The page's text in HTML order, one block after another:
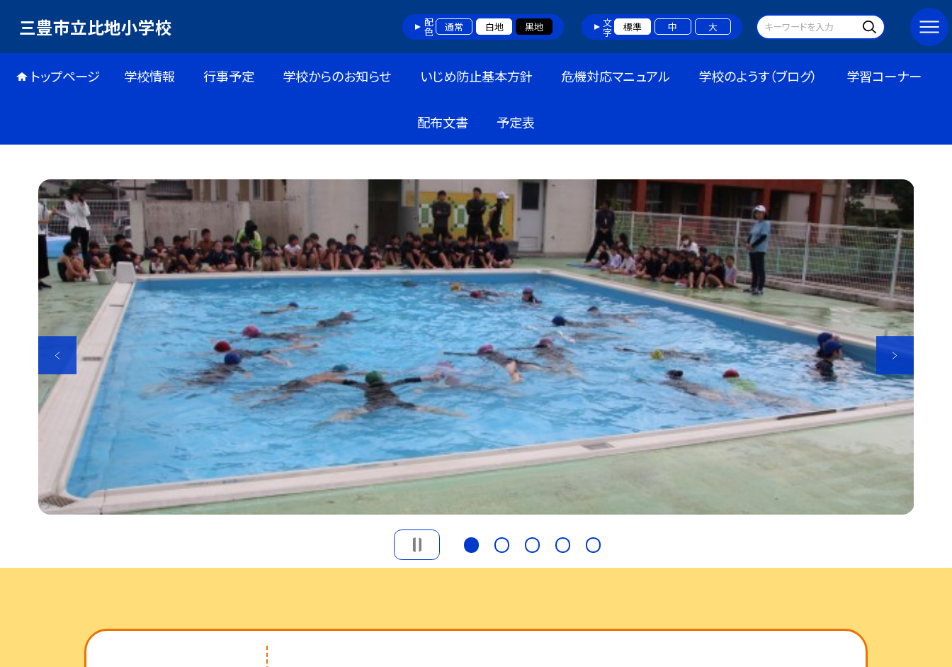
三豊市立比地小学校 配色 通常 白地 黒地 文字 標準 中 大
トップページ 学校情報 行事予定 学校からのお知らせ いじめ防止基本方針 危機対応マニュアル 学校のようす（ブログ） 学習コーナー
配布文書 予定表